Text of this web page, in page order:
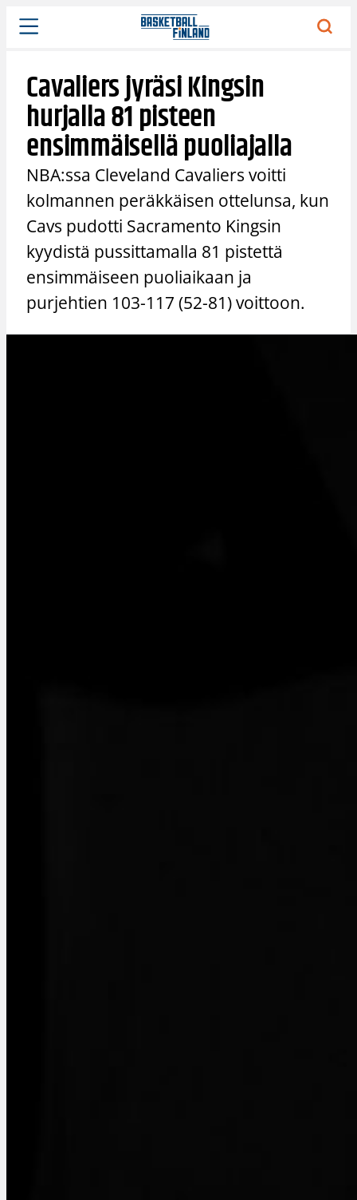
Siirry
sisältöön
Cavaliers jyräsi Kingsin
hurjalla 81 pisteen
ensimmäisellä puoliajalla
NBA:ssa Cleveland Cavaliers voitti
kolmannen peräkkäisen ottelunsa, kun
Cavs pudotti Sacramento Kingsin
kyydistä pussittamalla 81 pistettä
ensimmäiseen puoliaikaan ja
purjehtien 103-117 (52-81) voittoon.